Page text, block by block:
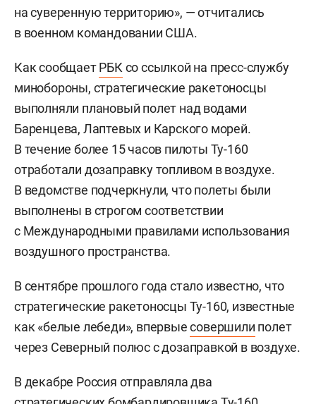
на суверенную территорию», — отчитались
в военном командовании США.
Как сообщаетРБК со ссылкой на пресс-службу
минобороны, стратегические ракетоносцы
выполняли плановый полет над водами
Баренцева, Лаптевых и Карского морей.
В течение более 15 часов пилоты Ту-160
отработали дозаправку топливом в воздухе.
В ведомстве подчеркнули, что полеты были
выполнены в строгом соответствии
с Международными правилами использования
воздушного пространства.
В сентябре прошлого года стало известно, что
стратегические ракетоносцы Ту-160, известные
как «белые лебеди», впервыесовершили полет
через Северный полюс с дозаправкой в воздухе.
В декабре Россия отправляла два